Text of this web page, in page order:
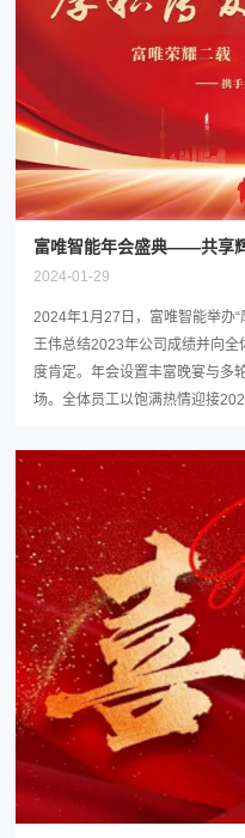
富唯智能年会盛典——共享
2024-01-29
2024年1月27日，富唯智能举办
王伟总结2023年公司成绩并向
度肯定。年会设置丰富晚宴与多
场。全体员工以饱满热情迎接